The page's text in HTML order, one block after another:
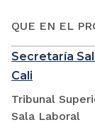
QUE EN EL
Secretaría
Cali
Tribunal
Sala Laboral